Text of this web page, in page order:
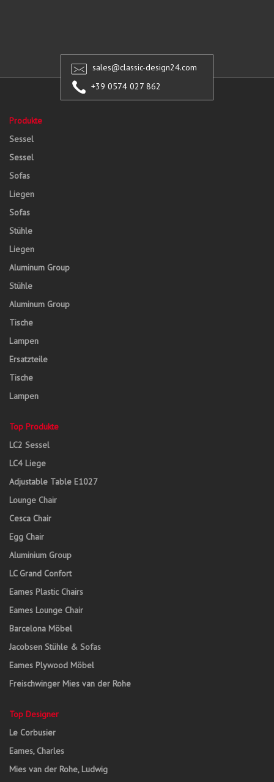
sales@classic-design24.com
+39 0574 027 862
Produkte
Sessel
Sessel
Sofas
Liegen
Sofas
Stühle
Liegen
Aluminum Group
Stühle
Aluminum Group
Tische
Lampen
Ersatzteile
Tische
Lampen
Top Produkte
LC2 Sessel
LC4 Liege
Adjustable Table E1027
Lounge Chair
Cesca Chair
Egg Chair
Aluminium Group
LC Grand Confort
Eames Plastic Chairs
Eames Lounge Chair
Barcelona Möbel
Jacobsen Stühle & Sofas
Eames Plywood Möbel
Freischwinger Mies van der Rohe
Top Designer
Le Corbusier
Eames, Charles
Mies van der Rohe, Ludwig